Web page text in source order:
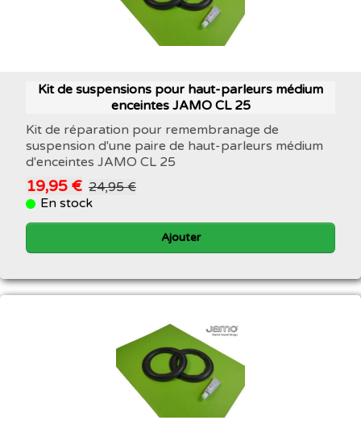
Kit de suspensions pour haut-parleurs médium
enceintes JAMO CL 25
Kit de réparation pour remembranage de
suspension d'une paire de haut-parleurs médium
d'enceintes JAMO CL 25
19,95 € 24,95 €
En stock
Ajouter